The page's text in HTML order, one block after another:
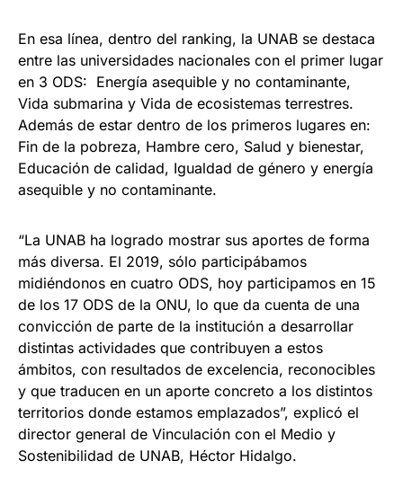
En esa línea, dentro del ranking, la UNAB se destaca
entre las universidades nacionales con el primer lugar
en 3 ODS: Energía asequible y no contaminante,
Vida submarina y Vida de ecosistemas terrestres.
Además de estar dentro de los primeros lugares en:
Fin de la pobreza, Hambre cero, Salud y bienestar,
Educación de calidad, Igualdad de género y energía
asequible y no contaminante.
“La UNAB ha logrado mostrar sus aportes de forma
más diversa. El 2019, sólo participábamos
midiéndonos en cuatro ODS, hoy participamos en 15
de los 17 ODS de la ONU, lo que da cuenta de una
convicción de parte de la institución a desarrollar
distintas actividades que contribuyen a estos
ámbitos, con resultados de excelencia, reconocibles
y que traducen en un aporte concreto a los distintos
territorios donde estamos emplazados”, explicó el
director general de Vinculación con el Medio y
Sostenibilidad de UNAB, Héctor Hidalgo.